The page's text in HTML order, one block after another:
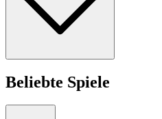
Beliebte Spiele